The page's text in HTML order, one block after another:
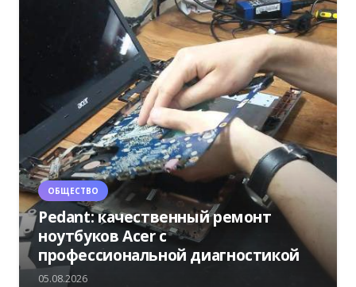
ОБЩЕСТВО
Pedant: качественный ремонт
ноутбуков Acer с
профессиональной диагностикой
05.08.2026